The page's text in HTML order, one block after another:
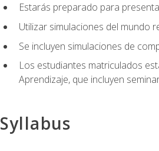
Estarás preparado para
Utilizar simulaciones del mundo
Se incluyen simulaciones de
Los estudiantes matriculados
Aprendizaje, que incluyen
Syllabus